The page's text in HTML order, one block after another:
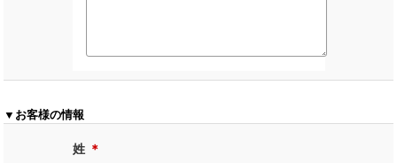
▼お客様の情報
姓 ＊